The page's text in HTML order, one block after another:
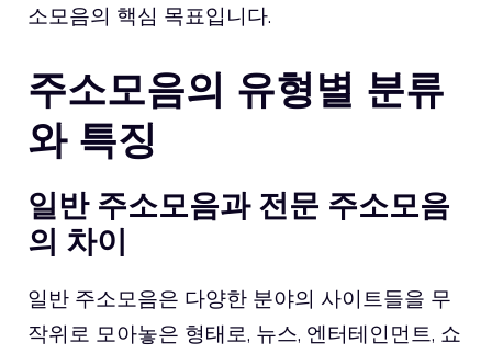
소모음의 핵심 목표입니다.
주소모음의 유형별 분류
와 특징
일반 주소모음과 전문 주소모음
의 차이
일반 주소모음은 다양한 분야의 사이트들을 무
작위로 모아놓은 형태로, 뉴스, 엔터테인먼트, 쇼